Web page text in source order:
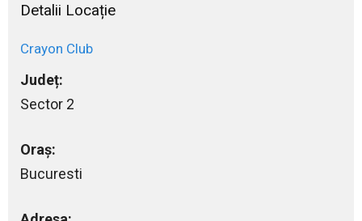
Detalii Locație
Crayon Club
Județ:
Sector 2
Oraș:
Bucuresti